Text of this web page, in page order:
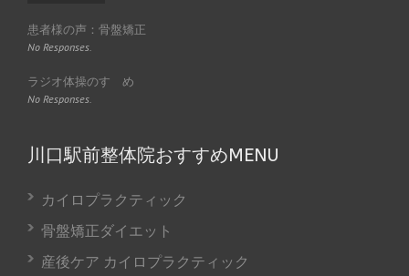
患者様の声：骨盤矯正
No Responses.
ラジオ体操のすゝめ
No Responses.
川口駅前整体院おすすめMENU
カイロプラクティック
骨盤矯正ダイエット
産後ケア カイロプラクティック